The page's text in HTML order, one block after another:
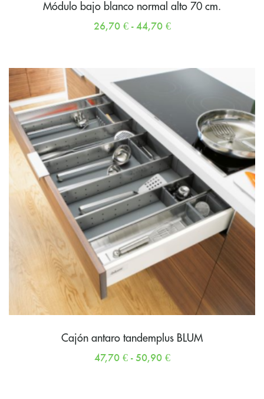
Módulo bajo blanco normal alto 70 cm.
26,70 € - 44,70 €
Cajón antaro tandemplus BLUM
47,70 € - 50,90 €